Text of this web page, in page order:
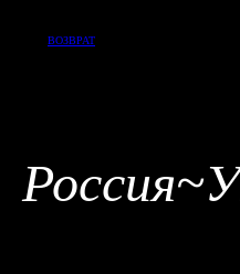
ВОЗВРАТ
Россия~